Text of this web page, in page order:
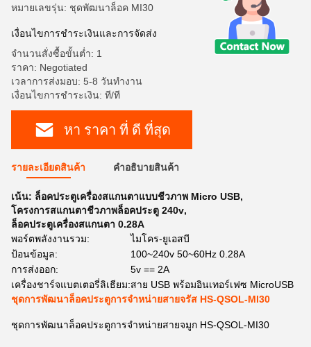
หมายเลขรุ่น: ชุดพัฒนาล็อค MI30
เงื่อนไขการชําระเงินและการจัดส่ง
จำนวนสั่งซื้อขั้นต่ำ: 1
ราคา: Negotiated
เวลาการส่งมอบ: 5-8 วันทำงาน
เงื่อนไขการชำระเงิน: ที/ที
หา ราคา ที่ ดี ที่สุด
รายละเอียดสินค้า คําอธิบายสินค้า
เน้น: ล็อคประตูเครื่องสแกนตาแบบชีวภาพ Micro USB,
โครงการสแกนตาชีวภาพล็อคประตู 240v,
ล็อคประตูเครื่องสแกนตา 0.28A
พอร์ตพลังงานรวม:
ไมโคร-ยูเอสบี
ป้อนข้อมูล:
100~240v 50~60Hz 0.28A
การส่งออก:
5v == 2A
เครื่องชาร์จแบตเตอรี่ลิเธียม:สาย USB พร้อมอินเทอร์เฟซ MicroUSB
ชุดการพัฒนาล็อคประตูการจําหน่ายสายจรัส HS-QSOL-MI30
ชุดการพัฒนาล็อคประตูการจําหน่ายสายจมูก HS-QSOL-MI30